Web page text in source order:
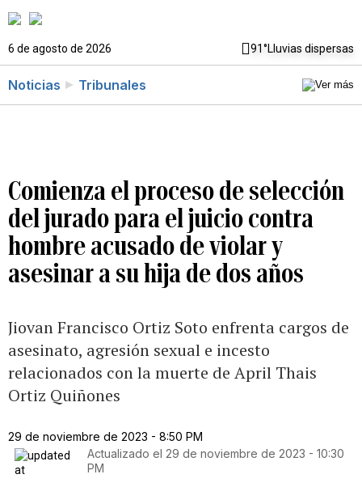
6 de agosto de 2026 91°Lluvias dispersas
Noticias Tribunales
Comienza el proceso de selección
del jurado para el juicio contra
hombre acusado de violar y
asesinar a su hija de dos años
Jiovan Francisco Ortiz Soto enfrenta cargos de
asesinato, agresión sexual e incesto
relacionados con la muerte de April Thais
Ortiz Quiñones
29 de noviembre de 2023 - 8:50 PM
Actualizado el 29 de noviembre de 2023 - 10:30
PM